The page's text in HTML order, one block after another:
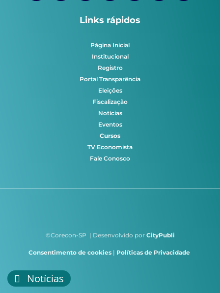
Links rápidos
Página Inicial
Institucional
Registro
Portal Transparência
Eleições
Fiscalização
Notícias
Eventos
Cursos
TV Economista
Fale Conosco
©Corecon-SP | Desenvolvido por CityPubli
Consentimento de cookies | Políticas de Privacidade
Notícias